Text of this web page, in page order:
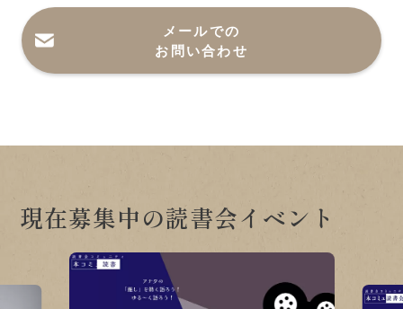
メールでの
お問い合わせ
現在募集中の読書会イベント